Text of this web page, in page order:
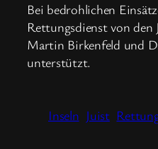
Bei bedrohlichen
Rettungsdienst von
Martin Birkenfeld und
unterstützt.
Inseln Juist